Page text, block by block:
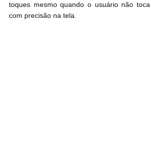
toques mesmo quando o usuário não toca
com precisão na tela.